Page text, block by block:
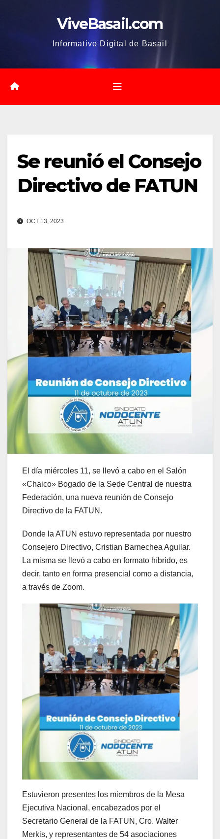
ViveBasail.com
Informativo Digital de Basail
Se reunió el Consejo
Directivo de FATUN
OCT 13, 2023
El día miércoles 11, se llevó a cabo en el Salón
«Chaico» Bogado de la Sede Central de nuestra
Federación, una nueva reunión de Consejo
Directivo de la FATUN.
Donde la ATUN estuvo representada por nuestro
Consejero Directivo, Cristian Barnechea Aguilar.
La misma se llevó a cabo en formato híbrido, es
decir, tanto en forma presencial como a distancia,
a través de Zoom.
Estuvieron presentes los miembros de la Mesa
Ejecutiva Nacional, encabezados por el
Secretario General de la FATUN, Cro. Walter
Merkis, y representantes de 54 asociaciones